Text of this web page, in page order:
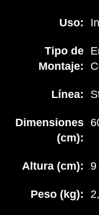
Uso:
Tipo de
Montaje:
Línea:
Dimensiones
(cm):
Altura (cm): 9
Peso (kg):